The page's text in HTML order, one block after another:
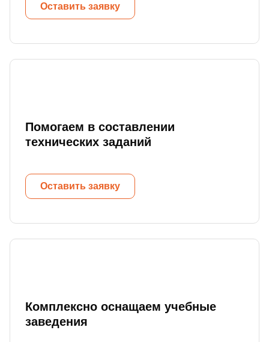
Оставить заявку
Помогаем в составлении
технических заданий
Оставить заявку
Комплексно оснащаем учебные
заведения